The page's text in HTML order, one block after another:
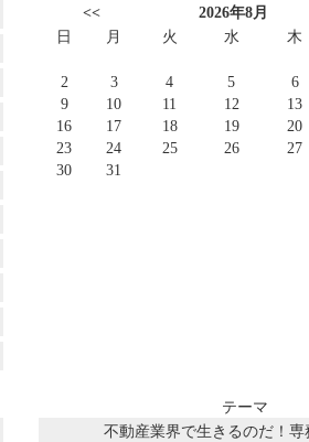
<<
2026年8月
日
月 火 水 木
2
3 4 5 6
9
10 11 12 13
16
17 18 19 20
23
24 25 26 27
30
31
テーマ
不動産業界で生きるのだ！専